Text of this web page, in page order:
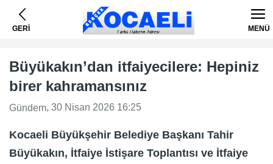
GERİ MENÜ
Büyükakın’dan itfaiyecilere: Hepiniz
birer kahramansınız
Gündem, 30 Nisan 2026 16:25
Kocaeli Büyükşehir Belediye Başkanı Tahir
Büyükakın, İtfaiye İstişare Toplantısı ve İtfaiye